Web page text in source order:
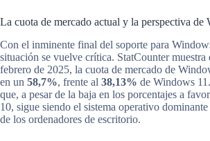
La cuota de mercado actual y la perspectiva de
Con el inminente final del soporte para
situación se vuelve crítica. StatCounter muestra
febrero de 2025, la cuota de mercado de
en un 58,7%, frente al 38,13% de Windows
que, a pesar de la baja en los porcentajes a
10, sigue siendo el sistema operativo
de los ordenadores de escritorio.